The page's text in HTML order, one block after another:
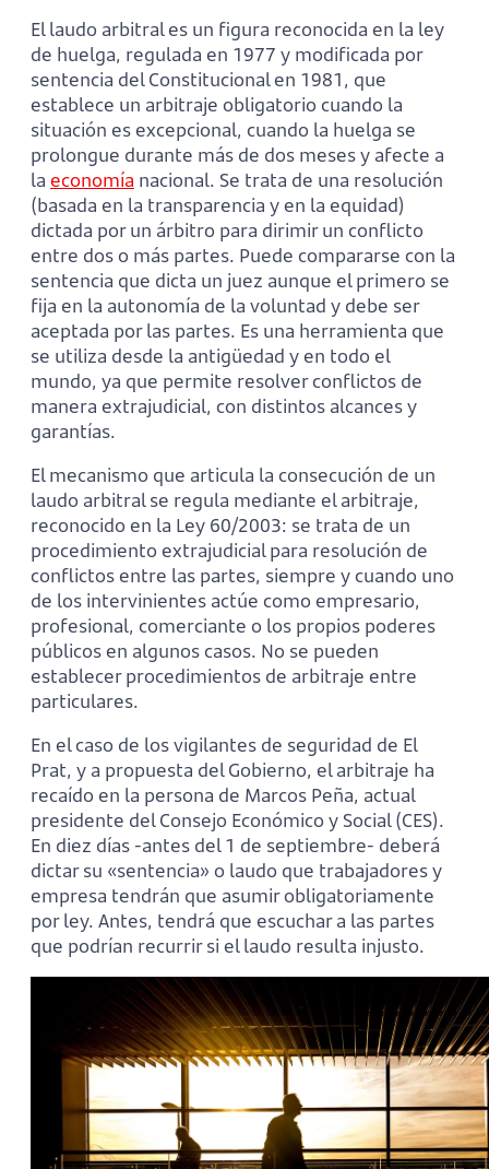
El laudo arbitral es un figura reconocida en la ley
de huelga, regulada en 1977 y modificada por
sentencia del Constitucional en 1981, que
establece un arbitraje obligatorio cuando la
situación es excepcional, cuando la huelga se
prolongue durante más de dos meses y afecte a
la economía nacional. Se trata de una resolución
(basada en la transparencia y en la equidad)
dictada por un árbitro para dirimir un conflicto
entre dos o más partes. Puede compararse con la
sentencia que dicta un juez aunque el primero se
fija en la autonomía de la voluntad y debe ser
aceptada por las partes. Es una herramienta que
se utiliza desde la antigüedad y en todo el
mundo, ya que permite resolver conflictos de
manera extrajudicial, con distintos alcances y
garantías.
El mecanismo que articula la consecución de un
laudo arbitral se regula mediante el arbitraje,
reconocido en la Ley 60/2003: se trata de un
procedimiento extrajudicial para resolución de
conflictos entre las partes, siempre y cuando uno
de los intervinientes actúe como empresario,
profesional, comerciante o los propios poderes
públicos en algunos casos. No se pueden
establecer procedimientos de arbitraje entre
particulares.
En el caso de los vigilantes de seguridad de El
Prat, y a propuesta del Gobierno, el arbitraje ha
recaído en la persona de Marcos Peña, actual
presidente del Consejo Económico y Social (CES).
En diez días -antes del 1 de septiembre- deberá
dictar su «sentencia» o laudo que trabajadores y
empresa tendrán que asumir obligatoriamente
por ley. Antes, tendrá que escuchar a las partes
que podrían recurrir si el laudo resulta injusto.